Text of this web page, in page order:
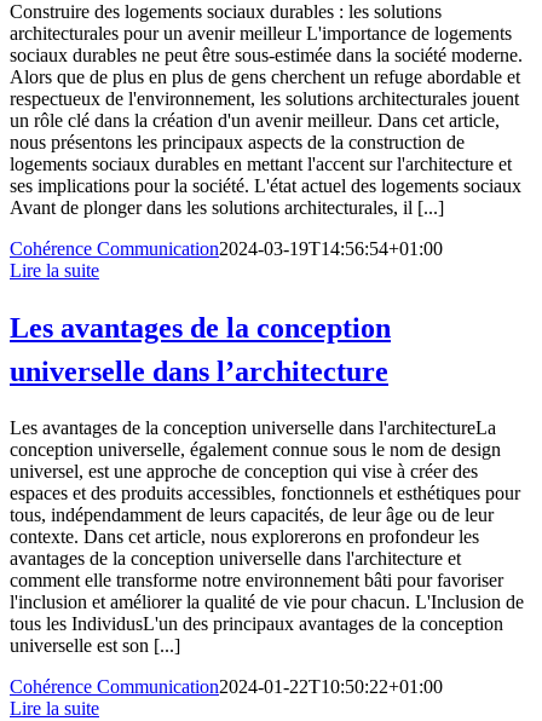
Construire des logements sociaux durables : les solutions
architecturales pour un avenir meilleur L'importance de logements
sociaux durables ne peut être sous-estimée dans la société moderne.
Alors que de plus en plus de gens cherchent un refuge abordable et
respectueux de l'environnement, les solutions architecturales jouent
un rôle clé dans la création d'un avenir meilleur. Dans cet article,
nous présentons les principaux aspects de la construction de
logements sociaux durables en mettant l'accent sur l'architecture et
ses implications pour la société. L'état actuel des logements sociaux
Avant de plonger dans les solutions architecturales, il [...]
Cohérence Communication2024-03-19T14:56:54+01:00
Lire la suite
Les avantages de la conception
universelle dans l’architecture
Les avantages de la conception universelle dans l'architectureLa
conception universelle, également connue sous le nom de design
universel, est une approche de conception qui vise à créer des
espaces et des produits accessibles, fonctionnels et esthétiques pour
tous, indépendamment de leurs capacités, de leur âge ou de leur
contexte. Dans cet article, nous explorerons en profondeur les
avantages de la conception universelle dans l'architecture et
comment elle transforme notre environnement bâti pour favoriser
l'inclusion et améliorer la qualité de vie pour chacun. L'Inclusion de
tous les IndividusL'un des principaux avantages de la conception
universelle est son [...]
Cohérence Communication2024-01-22T10:50:22+01:00
Lire la suite